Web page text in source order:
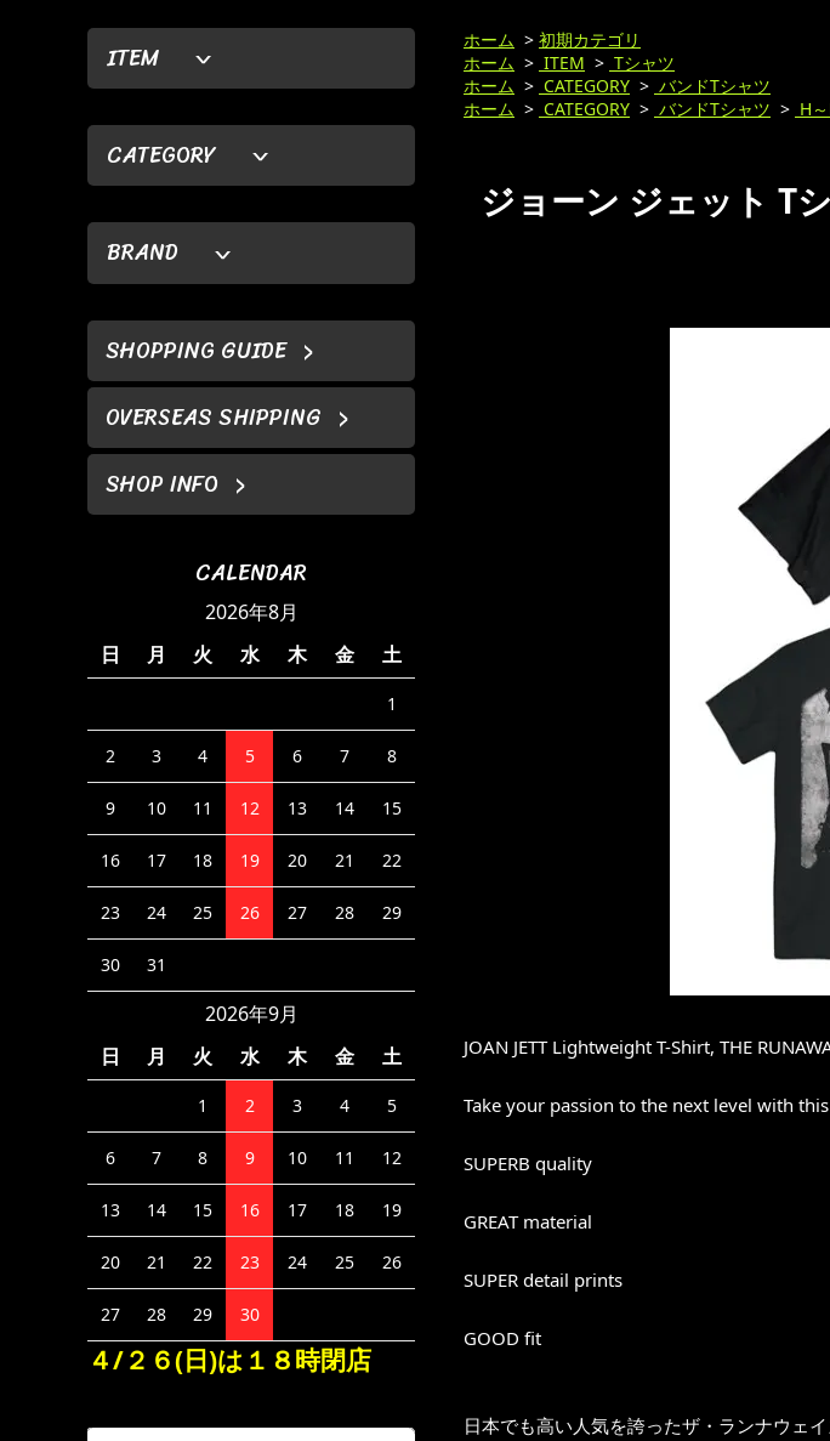
ITEM
CATEGORY
BRAND
SHOPPING GUIDE
OVERSEAS SHIPPING
SHOP INFO
CALENDAR
2026年8月
日
月 火 水 木 金 土
1
2 3 4 5 6 7 8
9 10 11 12 13 14 15
16 17 18 19 20 21 22
23 24 25 26 27 28 29
30 31
2026年9月
日
月 火 水 木 金 土
1 2 3 4 5
6 7 8 9 10 11 12
13 14 15 16 17 18 19
20 21 22 23 24 25 26
27 28 29 30
４/２６(日)は１８時閉店
ホーム > 初期カテゴリ
ホーム > ITEM > Tシャツ
ホーム > CATEGORY > バンドTシャツ
ホーム > CATEGORY > バンドTシャツ > H
ジョーン ジェット T
JOAN JETT Lightweight T-Shirt, THE
Take your passion to the next level with
SUPERB quality
GREAT material
SUPER detail prints
GOOD fit
日本でも高い人気を誇ったザ・ランナウェ